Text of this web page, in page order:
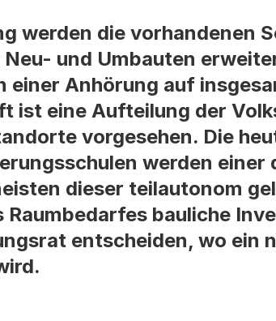
werden die vorhandenen
und Umbauten
Anhörung auf
ist eine Aufteilung der
vorgesehen. Die
werden einer
dieser teilautonom
bauliche
entscheiden, wo ein